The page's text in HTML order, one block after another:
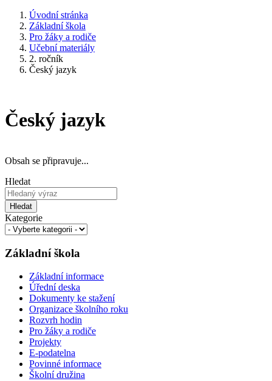
Úvodní stránka
Základní škola
Pro žáky a rodiče
Učební materiály
2. ročník
Český jazyk
Český jazyk
Obsah se připravuje...
Hledat
Hledat
Kategorie
Základní škola
Základní informace
Úřední deska
Dokumenty ke stažení
Organizace školního roku
Rozvrh hodin
Pro žáky a rodiče
Projekty
E-podatelna
Povinné informace
Školní družina